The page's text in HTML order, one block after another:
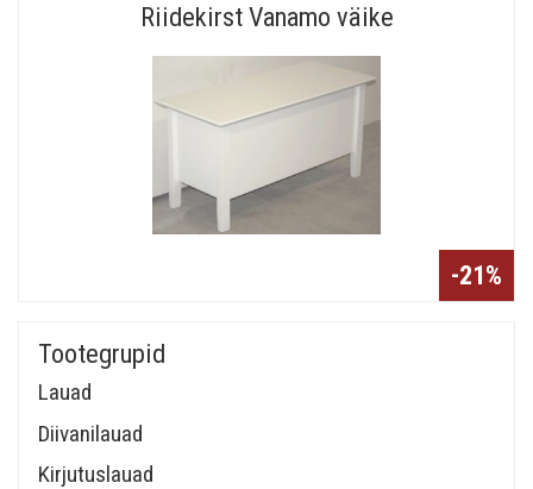
Tootegrupid
Lauad
Diivanilauad
Kirjutuslauad
Riidekirst Vanamo väike
-21%